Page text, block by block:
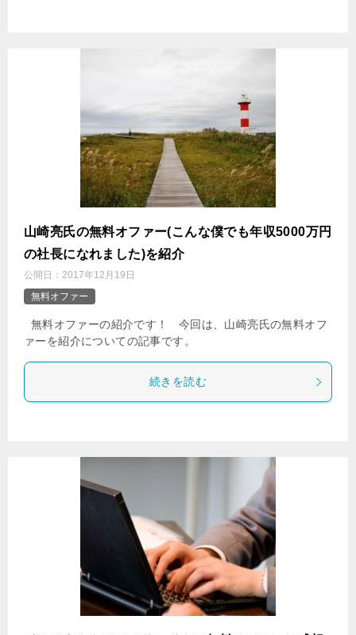
山崎亮氏の無料オファー(こんな僕でも年収5000万円
の社長になれました)を紹介
公開日： 2017年12月19日
無料オファー
無料オファーの紹介です！ 今回は、山崎亮氏の無料オフ
ァーを紹介についての記事です。
続きを読む